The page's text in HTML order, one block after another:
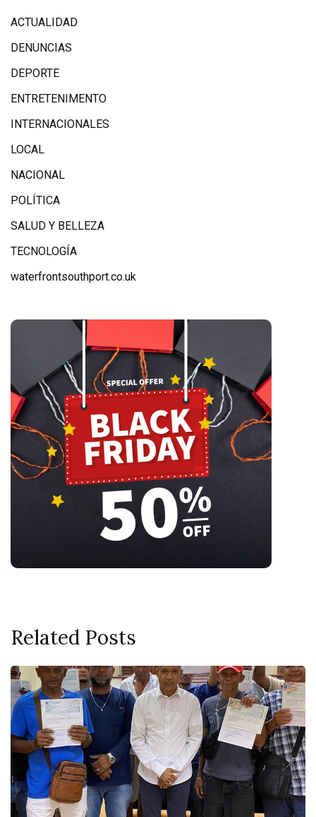
ACTUALIDAD
DENUNCIAS
DEPORTE
ENTRETENIMENTO
INTERNACIONALES
LOCAL
NACIONAL
POLÍTICA
SALUD Y BELLEZA
TECNOLOGÍA
waterfrontsouthport.co.uk
Related Posts